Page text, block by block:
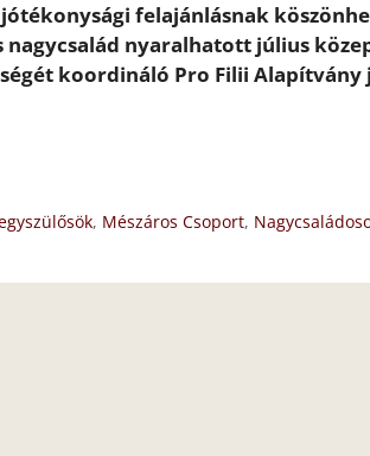
felajánlásnak
nagycsalád nyaralhatott július
koordináló Pro Filii Alapítvány
, Mészáros Csoport,